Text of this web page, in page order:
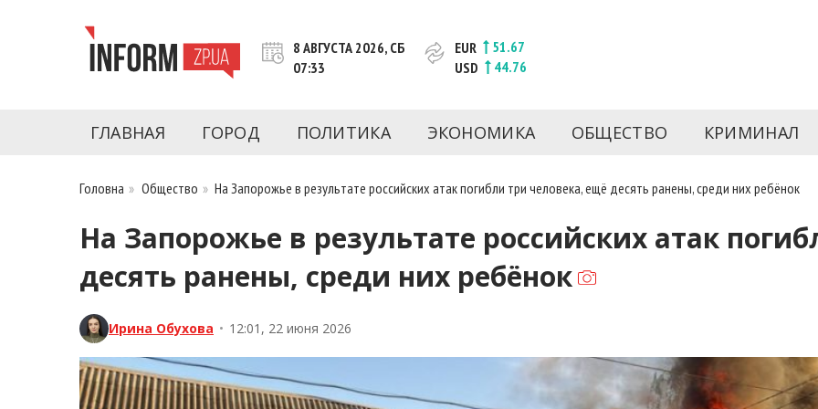
INFORM.ZP.UA – это информационный портал и сайт новостей города Запорожья. Каждый
последние новости Запорожья и Запорожской области за день. Информация и персоны Запорожья.
8 АВГУСТА 2026, СБ
07:33
EUR
51.67
USD
44.76
ГЛАВНАЯ ГОРОД ПОЛИТИКА ЭКОНОМИКА ОБЩЕСТВО КРИМИНАЛ
Головна » Общество »На Запорожье в результате российских атак погибли три человека, ещё десять ранены, среди них ребёнок
На Запорожье в результате российских атак
десять ранены, среди них ребёнок
Ирина Обухова • 12:01, 22 июня 2026